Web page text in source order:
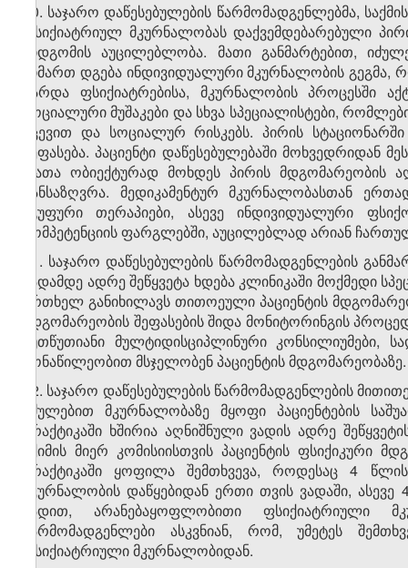
20. საჯარო დაწესებულების წარმომადგენლებმა,
ფსიქიატრიულ მკურნალობას დაქვემდებარებული
მიდგომის აუცილებლობა. მათი განმარტებით,
მიმართ დგება ინდივიდუალური მკურნალობის
გარდა ფსიქიატრებისა, მკურნალობის პროცესში
სოციალური მუშაკები და სხვა სპეციალისტები,
ქცევით და სოციალურ რისკებს. პირის
შეფასება. პაციენტი დაწესებულებაში მოხვედრიდან
რათა ობიექტურად მოხდეს პირის მდგომარეობის
განსაზღვრა. მედიკამენტურ მკურნალობასთან
ჯგუფური თერაპიები, ასევე ინდივიდუალური
კომპეტენციის ფარგლებში, აუცილებლად არიან
21. საჯარო დაწესებულების წარმომადგენლების
ვადამდე ადრე შეწყვეტა ხდება კლინიკაში მოქმედი
ერთხელ განიხილავს თითოეული პაციენტის
მდგომარეობის შეფასების შიდა მონიტორინგის
ხუთწუთიანი მულტიდისციპლინური კონსილიუმები,
მონაწილეობით მსჯელობენ პაციენტის მდგომარეობაზე.
22. საჯარო დაწესებულების წარმომადგენლების
იძულებით მკურნალობაზე მყოფი პაციენტების
პრაქტიკაში ხშირია აღნიშნული ვადის ადრე
ექიმის მიერ კომისიისთვის პაციენტის ფსიქიკური
პრაქტიკაში ყოფილა შემთხვევა, როდესაც 4
მკურნალობის დაწყებიდან ერთი თვის ვადაში,
ვადით, არანებაყოფლობითი ფსიქიატრიული
წარმომადგენლები ასკვნიან, რომ, უმეტეს
ფსიქიატრიული მკურნალობიდან.